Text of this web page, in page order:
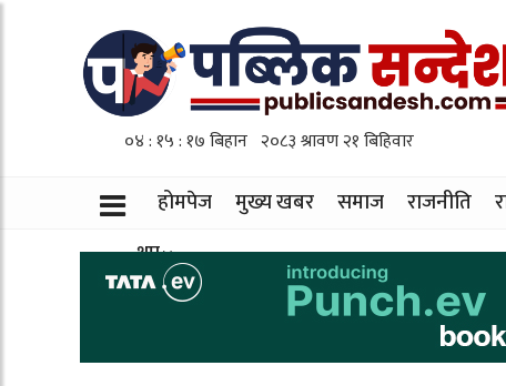
होमपेज मुख्य खबर समाज राजनीति
थप